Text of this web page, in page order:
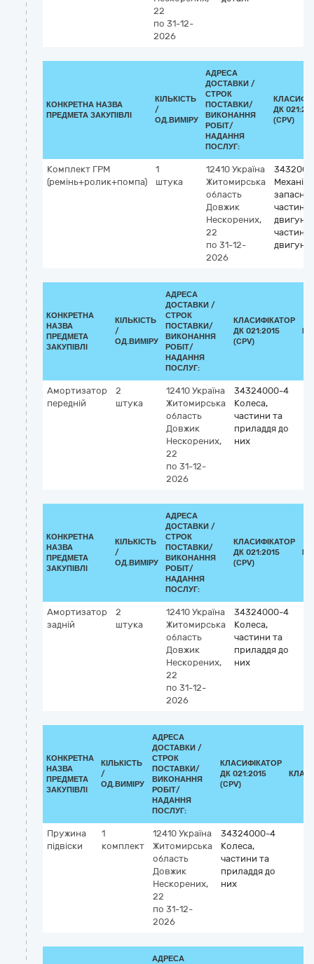
22
по 31-12-
2026
КОНКРЕТНА НАЗВА
ПРЕДМЕТА ЗАКУПІВЛІ
КІЛЬКІСТЬ
/
ОД.ВИМІРУ
АДРЕСА
ДОСТАВКИ /
СТРОК
ПОСТАВКИ/
ВИКОНАННЯ
РОБІТ/
НАДАННЯ
ПОСЛУГ:
ДК
(CPV)
Комплект ГРМ
(ремінь+ролик+помпа)
1
штука
12410 Україна
Житомирська
область
Довжик
Нескорених,
22
по 31-12-
2026
запасні
частини,
двигунів
частин
двигунів
КОНКРЕТНА
НАЗВА
ПРЕДМЕТА
ЗАКУПІВЛІ
КІЛЬКІСТЬ
/
ОД.ВИМІРУ
АДРЕСА
ДОСТАВКИ /
СТРОК
ПОСТАВКИ/
ВИКОНАННЯ
РОБІТ/
НАДАННЯ
ПОСЛУГ:
КЛАСИФІКАТОР
ДК 021:2015
(CPV)
Амортизатор
передній
2
штука
12410 Україна
Житомирська
область
Довжик
Нескорених,
22
по 31-12-
2026
34324000-4
Колеса,
частини та
приладдя до
них
КОНКРЕТНА
НАЗВА
ПРЕДМЕТА
ЗАКУПІВЛІ
КІЛЬКІСТЬ
/
ОД.ВИМІРУ
АДРЕСА
ДОСТАВКИ /
СТРОК
ПОСТАВКИ/
ВИКОНАННЯ
РОБІТ/
НАДАННЯ
ПОСЛУГ:
КЛАСИФІКАТОР
ДК 021:2015
(CPV)
Амортизатор
задній
2
штука
12410 Україна
Житомирська
область
Довжик
Нескорених,
22
по 31-12-
2026
34324000-4
Колеса,
частини та
приладдя до
них
КОНКРЕТНА
НАЗВА
ПРЕДМЕТА
ЗАКУПІВЛІ
КІЛЬКІСТЬ
/
ОД.ВИМІРУ
АДРЕСА
ДОСТАВКИ /
СТРОК
ПОСТАВКИ/
ВИКОНАННЯ
РОБІТ/
НАДАННЯ
ПОСЛУГ:
КЛАСИФІКАТОР
ДК 021:2015
(CPV)
Пружина
підвіски
1
комплект
12410 Україна
Житомирська
область
Довжик
Нескорених,
22
по 31-12-
2026
34324000-4
Колеса,
частини та
приладдя до
них
АДРЕСА